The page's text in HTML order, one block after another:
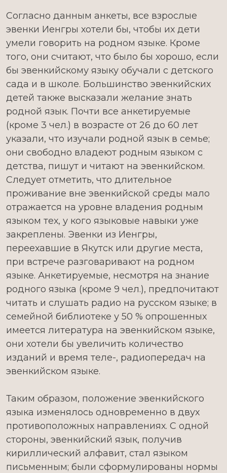
Согласно данным анкеты, все взрослые
эвенки Иенгры хотели бы, чтобы их дети
умели говорить на родном языке. Кроме
того, они считают, что было бы хорошо, если
бы эвенкийскому языку обучали с детского
сада и в школе. Большинство эвенкийских
детей также высказали желание знать
родной язык. Почти все анкетируемые
(кроме 3 чел.) в возрасте от 26 до 60 лет
указали, что изучали родной язык в семье;
они свободно владеют родным языком с
детства, пишут и читают на эвенкийском.
Следует отметить, что длительное
проживание вне эвенкийской среды мало
отражается на уровне владения родным
языком тех, у кого языковые навыки уже
закреплены. Эвенки из Иенгры,
переехавшие в Якутск или другие места,
при встрече разговаривают на родном
языке. Анкетируемые, несмотря на знание
родного языка (кроме 9 чел.), предпочитают
читать и слушать радио на русском языке; в
семейной библиотеке у 50 % опрошенных
имеется литература на эвенкийском языке,
они хотели бы увеличить количество
изданий и время теле-, радиопередач на
эвенкийском языке.
Таким образом, положение эвенкийского
языка изменялось одновременно в двух
противоположных направлениях. С одной
стороны, эвенкийский язык, получив
кириллический алфавит, стал языком
письменным; были сформулированы нормы